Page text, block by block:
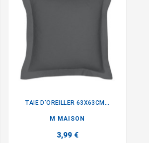
TAIE D'OREILLER 63X63CM...
M MAISON
3,99 €